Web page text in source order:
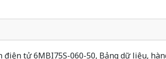
tử 6MBI75S-060-50, Bảng dữ liệu,